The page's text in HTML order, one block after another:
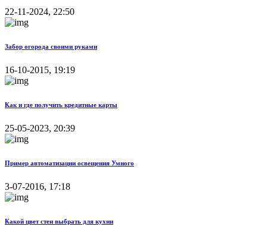
22-11-2024, 22:50
Забор огорода своими руками
16-10-2015, 19:19
Как и где получить кредитные карты
25-05-2023, 20:39
Пример автоматизации освещения Умного
3-07-2016, 17:18
Какой цвет стен выбрать для кухни